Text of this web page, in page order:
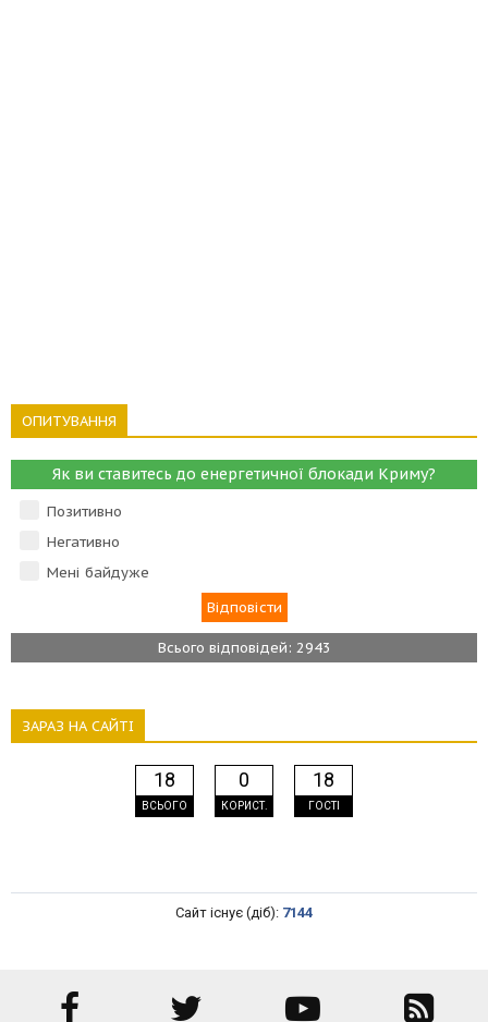
ОПИТУВАННЯ
Як ви ставитесь до енергетичної блокади Криму?
Позитивно
Негативно
Мені байдуже
Всього відповідей: 2943
ЗАРАЗ НА САЙТІ
18
ВСЬОГО
0
КОРИСТ.
18
ГОСТІ
Сайт існує (діб): 7144